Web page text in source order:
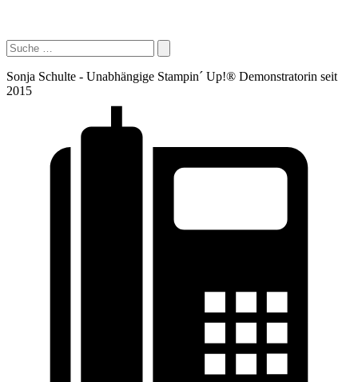
Sonja Schulte - Unabhängige Stampin´ Up!® Demonstratorin seit
2015